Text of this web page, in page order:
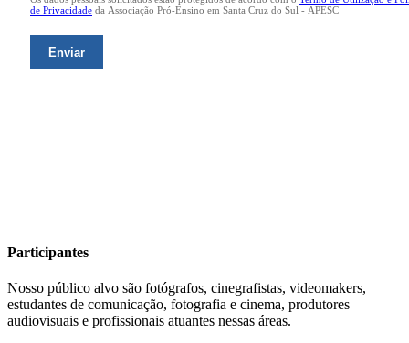
Participantes
Nosso público alvo são fotógrafos, cinegrafistas, videomakers,
estudantes de comunicação, fotografia e cinema, produtores
audiovisuais e profissionais atuantes nessas áreas.